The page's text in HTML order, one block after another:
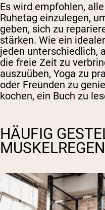
Es wird empfohlen,
Ruhetag einzulegen,
geben, sich zu
stärken. Wie ein
jeden unterschiedlich,
die freie Zeit zu
auszuüben, Yoga zu
oder Freunden zu
kochen, ein Buch zu
HÄUFIG